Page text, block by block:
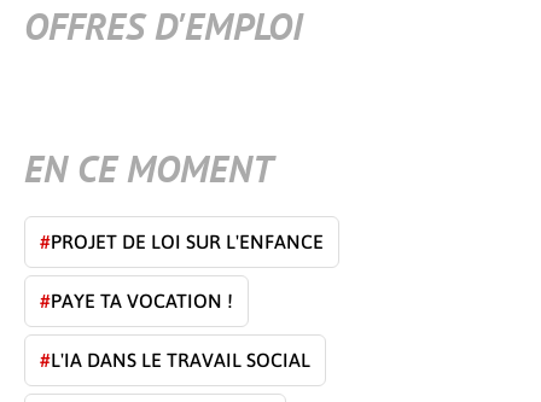
OFFRES D'EMPLOI
EN CE MOMENT
#PROJET DE LOI SUR L'ENFANCE
#PAYE TA VOCATION !
#L'IA DANS LE TRAVAIL SOCIAL